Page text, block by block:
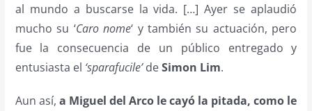
al mundo a buscarse la vida. […] Ayer se aplaudió
mucho su ‘Caro nome‘ y también su actuación, pero
fue la consecuencia de un público entregado y
entusiasta el ‘sparafucile’deSimon Lim.
Aun así, a Miguel del Arco le cayó la pitada, como le